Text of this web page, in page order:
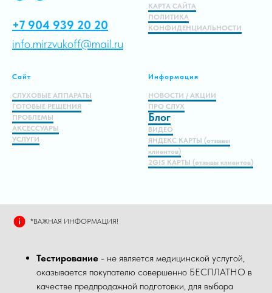
+7 904 939 20 20
info.mirzvukoff@mail.ru
КАРТА САЙТА
ПОЛИТИКА
КОНФИДЕНЦИАЛЬНОСТИ
Сайт
СЛУХОВЫЕ АППАРАТЫ
ГОТОВЫЕ РЕШЕНИЯ
ПРОБЛЕМЫ
АКСЕССУАРЫ
УСЛУГИ
Информация
НОВОСТИ / АКЦИИ
ПРО СЛУХ
Блог
ВИДЕО
ЯНДЕКС КАРТЫ (отзывы
клиентов)
2GIS КАРТЫ (отзывы клиентов)
*ВАЖНАЯ ИНФОРМАЦИЯ!
Тестирование - не является медицинской услугой,
оказывается покупателю совершенно БЕСПЛАТНО в
качестве предпродажной подготовки, для выбора